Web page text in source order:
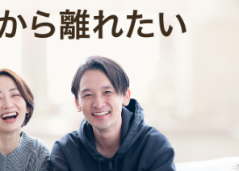
Customer Interview
食事を摂れるのが魅力で
記事全文を見る